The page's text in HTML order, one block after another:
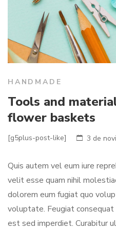
HANDMADE
Tools and
flower baskets
[g5plus-post-like] 3 de
Quis autem vel eum iure
velit esse quam nihil
dolorem eum fugiat quo
voluptate. Feugiat consequat
est sed imperdiet. Curabitur